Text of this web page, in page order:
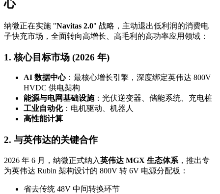
心
纳微正在实施 "Navitas 2.0" 战略，主动退出低利润的消费电
子快充市场，全面转向高增长、高毛利的高功率应用领域：
1. 核心目标市场 (2026 年)
AI 数据中心：最核心增长引擎，深度绑定英伟达 800V
HVDC 供电架构
能源与电网基础设施：光伏逆变器、储能系统、充电桩
工业自动化：电机驱动、机器人
高性能计算
2. 与英伟达的关键合作
2026 年 6 月，纳微正式纳入英伟达 MGX 生态体系 ，推出专
为英伟达 Rubin 架构设计的 800V 转 6V 电源分配板：
省去传统 48V 中间转换环节